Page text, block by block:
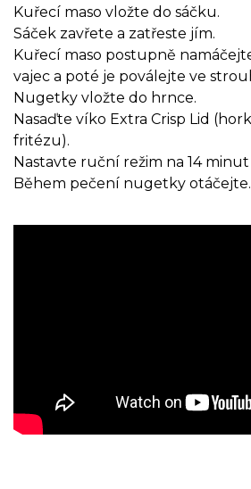
Kuřecí maso vložte do sáčku.
Sáček zavřete a zatřeste jím.
Kuřecí maso postupně
vajec a poté je poválejte ve
Nugetky vložte do hrnce.
Nasaďte víko Extra Crisp Lid
fritézu).
Nastavte ruční režim na 14 minut
Během pečení nugetky otáčejte.